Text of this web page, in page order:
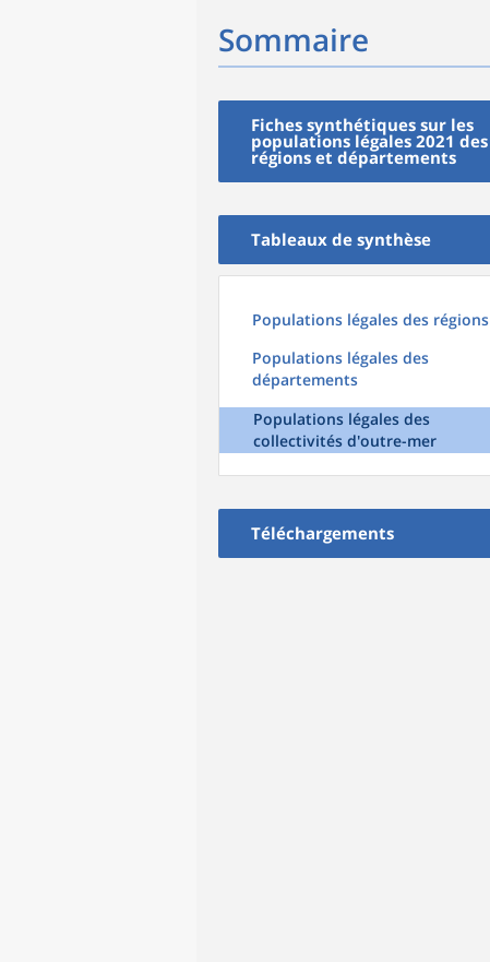
Sommaire
Fiches synthétiques sur les
populations légales 2021 des
régions et départements
Tableaux de synthèse
Populations légales des régions
Populations légales des
départements
Populations légales des
collectivités d'outre-mer
Téléchargements